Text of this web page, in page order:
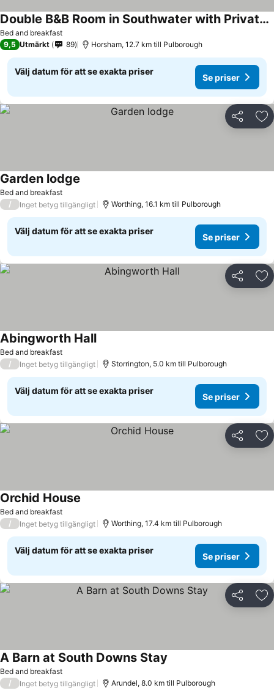
Bed and breakfast
Double B&B Room in Southwater with Private Bathroom and Parking
Se priser
9,5 Utmärkt 89 Horsham, 12.7 km till Pulborough
Välj datum för att se exakta priser
Se priser
Dela
Bed and breakfast
Garden lodge
/ Inget betyg tillgängligt Worthing, 16.1 km till Pulborough
Välj datum för att se exakta priser
Se priser
Dela
Bed and breakfast
Abingworth HallSe priser
/ Inget betyg tillgängligt Storrington, 5.0 km till Pulborough
Välj datum för att se exakta priser
Se priser
Dela
Bed and breakfast
Orchid House
/ Inget betyg tillgängligt Worthing, 17.4 km till Pulborough
Välj datum för att se exakta priser
Se priser
Dela
Bed and breakfast
A Barn at South Downs Stay
/ Inget betyg tillgängligt Arundel, 8.0 km till Pulborough